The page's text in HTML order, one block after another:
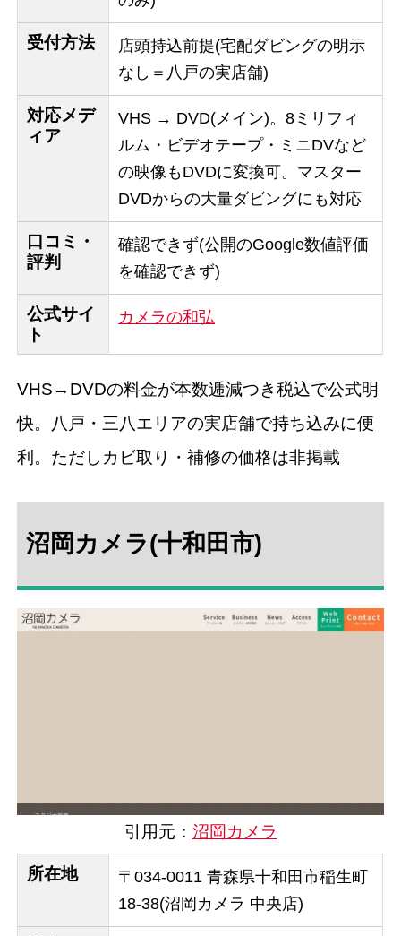
受付方法
店頭持込前提(宅配ダビングの明示
なし＝八戸の実店舗)
対応メデ
ィア
VHS → DVD(メイン)。8ミリフィ
ルム・ビデオテープ・ミニDVなど
の映像もDVDに変換可。マスター
DVDからの大量ダビングにも対応
口コミ・
評判
確認できず(公開のGoogle数値評価
を確認できず)
公式サイ
ト
カメラの和弘
VHS→DVDの料金が本数逓減つき税込で公式明
快。八戸・三八エリアの実店舗で持ち込みに便
利。ただしカビ取り・補修の価格は非掲載
沼岡カメラ(十和田市)
引用元： 沼岡カメラ
所在地
〒034-0011 青森県十和田市稲生町
18-38(沼岡カメラ 中央店)